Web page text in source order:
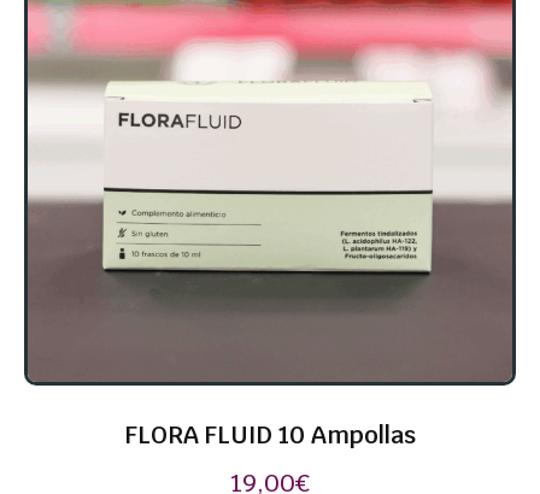
FLORA FLUID 10 Ampollas
19,00€